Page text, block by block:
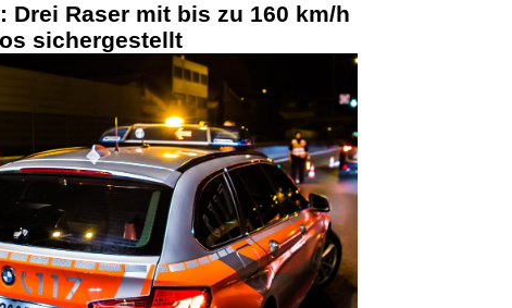
Drei Raser mit bis zu 160 km/h
sichergestellt